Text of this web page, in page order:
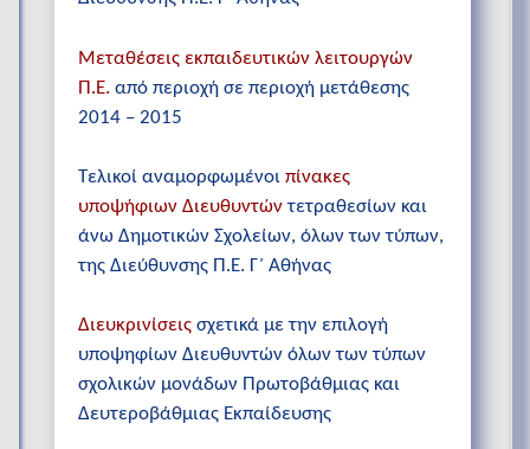
Μεταθέσεις εκπαιδευτικών λειτουργών
Π.Ε. από περιοχή σε περιοχή μετάθεσης
2014 – 2015
Τελικοί αναμορφωμένοι πίνακες
υποψήφιων Διευθυντώντετραθεσίων και
άνω Δημοτικών Σχολείων, όλων των τύπων,
της Διεύθυνσης Π.Ε. Γ΄ Αθήνας
Διευκρινίσεις σχετικά με την επιλογή
υποψηφίων Διευθυντών όλων των τύπων
σχολικών μονάδων Πρωτοβάθμιας και
Δευτεροβάθμιας Εκπαίδευσης